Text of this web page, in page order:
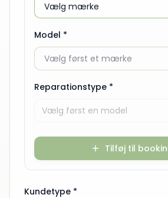
Vælg mærke
Model *
Vælg først et mærke
Reparationstype *
Vælg først en model
Tilføj til
Kundetype *